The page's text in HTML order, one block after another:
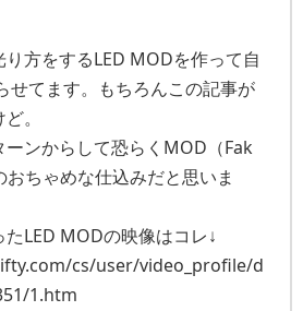
方をするLED MODを作って自
せてます。もちろんこの記事が
。
ーンからして恐らくMOD（Fak
ちゃめな仕込みだと思いま
LED MODの映像はコレ↓
cs/user/video_profile/d
1.htm